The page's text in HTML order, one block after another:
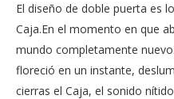
El diseño de doble puerta es
Caja.En el momento en que
mundo completamente
floreció en un instante,
cierras el Caja, el sonido